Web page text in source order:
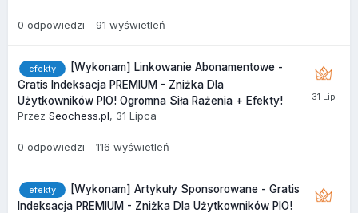
0 odpowiedzi 91 wyświetleń
efekty
[Wykonam] Linkowanie Abonamentowe -
Gratis Indeksacja PREMIUM - Zniżka Dla
Użytkowników PIO! Ogromna Siła Rażenia + Efekty!
Przez Seochess.pl, 31 Lipca
0 odpowiedzi 116 wyświetleń
efekty
[Wykonam] Artykuły Sponsorowane - Gratis
Indeksacja PREMIUM - Zniżka Dla Użytkowników PIO!